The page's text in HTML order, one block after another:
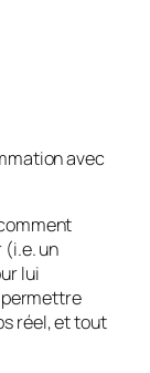
avec
un
lui
réel, et tout